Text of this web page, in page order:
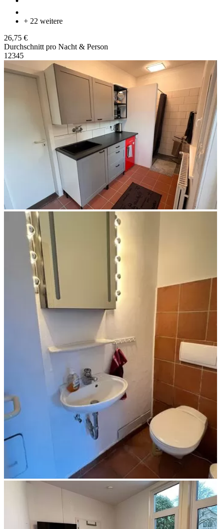
+ 22 weitere
26,75 €
Durchschnitt pro Nacht & Person
1 2345